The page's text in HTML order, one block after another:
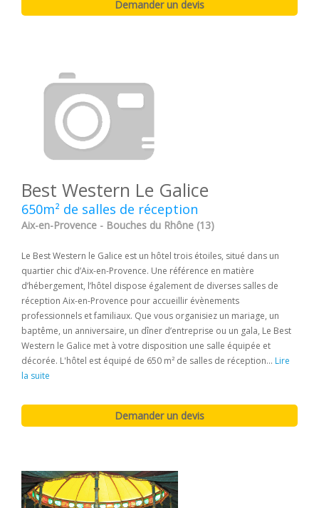
Best Western Le Galice
650m² de salles de réception
Aix-en-Provence - Bouches du Rhône (13)
Le Best Western le Galice est un hôtel trois étoiles, situé dans un
quartier chic d’Aix-en-Provence. Une référence en matière
d’hébergement, l’hôtel dispose également de diverses salles de
réception Aix-en-Provence pour accueillir évènements
professionnels et familiaux. Que vous organisiez un mariage, un
baptême, un anniversaire, un dîner d’entreprise ou un gala, Le Best
Western le Galice met à votre disposition une salle équipée et
décorée. L'hôtel est équipé de 650 m² de salles de réception... Lire
la suite